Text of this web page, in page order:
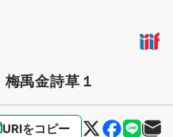
梅禹金詩草１
URIをコピー